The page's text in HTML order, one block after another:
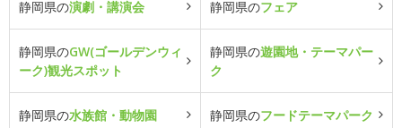
静岡県の演劇・講演会 静岡県のフェア
静岡県のGW(ゴールデンウィ
ーク)観光スポット
静岡県の遊園地・テーマパー
ク
静岡県の水族館・動物園 静岡県のフードテーマパーク